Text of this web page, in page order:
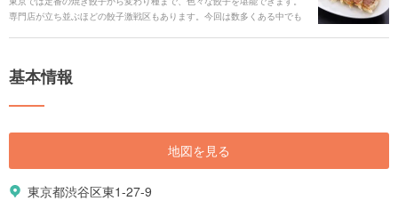
専門店が立ち並ぶほどの餃子激戦区もあります。今回は数多くある中でも
基本情報
地図を見る
東京都渋谷区東1-27-9